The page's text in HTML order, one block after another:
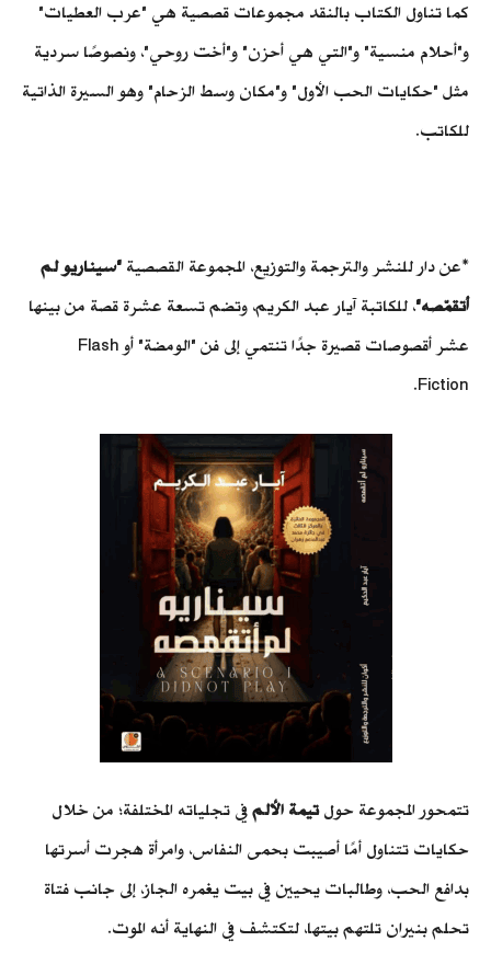
كما تناول الكتاب بالنقد مجموعات قصصية هي "عرب العطيات"
و"أحلام منسية" و"التي هي أحزن" و"أخت روحي"، ونصوصًا سردية
مثل "حكايات الحب الأول" و"مكان وسط الزحام" وهو السيرة الذاتية
للكاتب.
*عن دار للنشر والترجمة والتوزيع، المجموعة القصصية "سيناريو لم
أتقمّصه"، للكاتبة آيار عبد الكريم، وتضم تسعة عشرة قصة من بينها
عشر أقصوصات قصيرة جدًا تنتمي إلى فن "الومضة" أو Flash
Fiction.
تتمحور المجموعة حولتيمة الألم في تجلياته المختلفة؛ من خلال
حكايات تتناول أمًا أصيبت بحمى النفاس، وامرأة هجرت أسرتها
بدافع الحب، وطالبات يحيين في بيت يغمره الجاز، إلى جانب فتاة
تحلم بنيران تلتهم بيتها، لتكتشف في النهاية أنه الموت.